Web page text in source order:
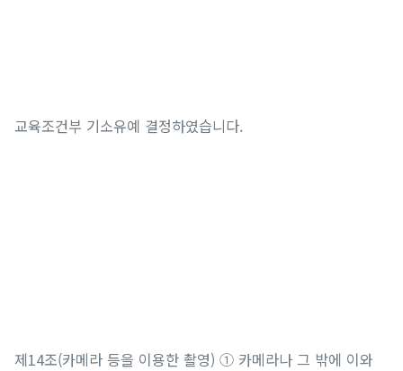
교육조건부 기소유예 결정하였습니다.
제14조(카메라 등을 이용한 촬영) ① 카메라나 그 밖에 이와